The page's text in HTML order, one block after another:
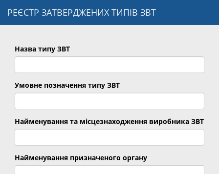
РЕЄСТР ЗАТВЕРДЖЕНИХ ТИПІВ ЗВТ
Назва типу ЗВТ
Умовне позначення типу ЗВТ
Найменування та місцезнаходження виробника ЗВТ
Найменування призначеного органу